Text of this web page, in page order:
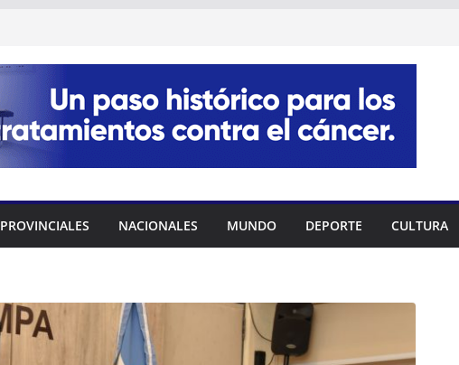
PROVINCIALES NACIONALES MUNDO DEPORTE CULTURA